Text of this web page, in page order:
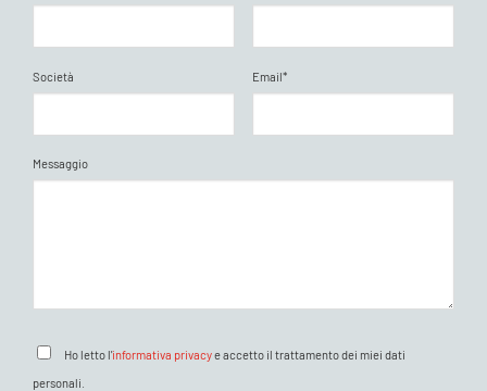
Società Email*
Messaggio
Ho letto l'informativa privacye accetto il trattamento dei miei dati
personali.